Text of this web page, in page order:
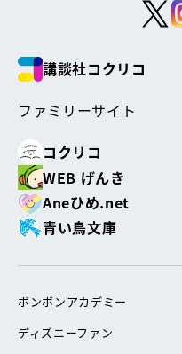
講談社コクリコ
ファミリーサイト
コクリコ
WEB げんき
Aneひめ.net
青い鳥文庫
ボンボンアカデミー
ディズニーファン